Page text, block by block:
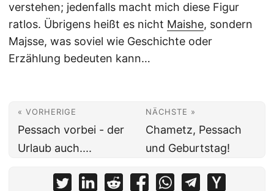
verstehen; jedenfalls macht mich diese Figur
ratlos. Übrigens heißt es nicht Maishe, sondern
Majsse, was soviel wie Geschichte oder
Erzählung bedeuten kann…
« VORHERIGE
Pessach vorbei - der
Urlaub auch....
NÄCHSTE »
Chametz, Pessach
und Geburtstag!